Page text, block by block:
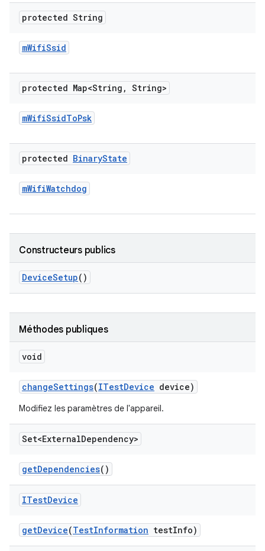
protected String
mWifiSsid
protected Map<String , String>
mWifiSsidToPsk
protected BinaryState
mWifiWatchdog
Constructeurs publics
DeviceSetup()
Méthodes publiques
void
changeSettings(ITestDevice device)
Modifiez les paramètres de l'appareil.
Set<ExternalDependency>
getDependencies()
ITestDevice
getDevice(TestInformation testInfo)